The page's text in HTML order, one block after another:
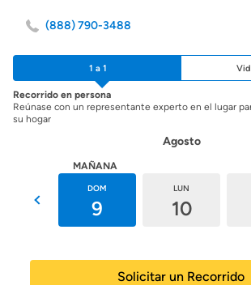
(888) 790-3488
1 a 1
Recorrido en persona
Reúnase con un representante experto en el lugar
su hogar
Agosto
MAÑANA
DOM
9
LUN
10
Solicitar un Recorrido